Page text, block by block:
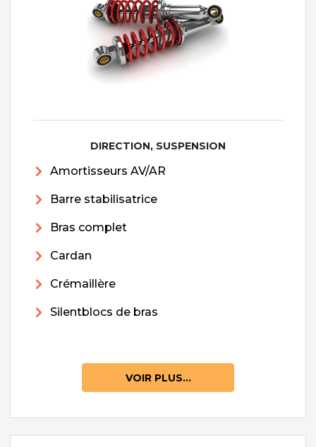
DIRECTION, SUSPENSION
Amortisseurs AV/AR
Barre stabilisatrice
Bras complet
Cardan
Crémaillère
Silentblocs de bras
VOIR PLUS...